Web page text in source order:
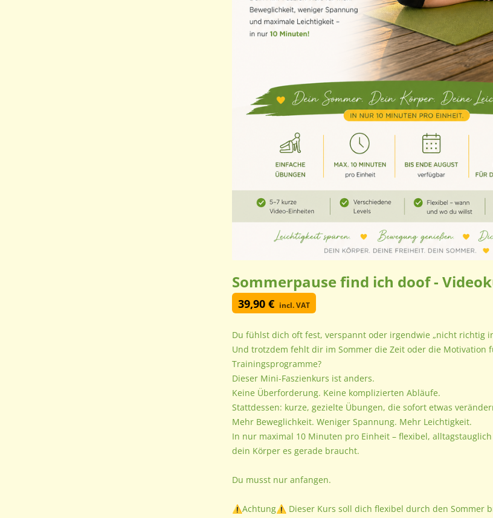
Sommerpause find ich doof -
39,90 € incl. VAT
Du fühlst dich oft fest, verspannt oder irgendwie „nicht richtig
Und trotzdem fehlt dir im Sommer die Zeit oder die Motivation
Trainingsprogramme?
Dieser Mini-Faszienkurs ist anders.
Keine Überforderung. Keine komplizierten Abläufe.
Stattdessen: kurze, gezielte Übungen, die sofort etwas
Mehr Beweglichkeit. Weniger Spannung. Mehr Leichtigkeit.
In nur maximal 10 Minuten pro Einheit – flexibel,
dein Körper es gerade braucht.
Du musst nur anfangen.
⚠️Achtung⚠️ Dieser Kurs soll dich flexibel durch den Sommer